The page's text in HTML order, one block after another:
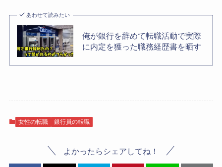
あわせて読みたい
俺が銀行を辞めて転職活動で実際
に内定を獲った職務経歴書を晒す
女性の転職 銀行員の転職
よかったらシェアしてね！